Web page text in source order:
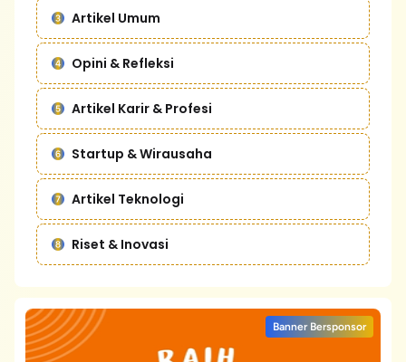
Artikel Umum
Opini & Refleksi
Artikel Karir & Profesi
Startup & Wirausaha
Artikel Teknologi
Riset & Inovasi
Banner Bersponsor